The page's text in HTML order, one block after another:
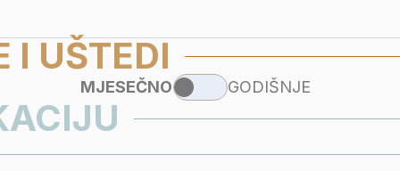
I UŠTEDI
MJESEČNO GODIŠNJE